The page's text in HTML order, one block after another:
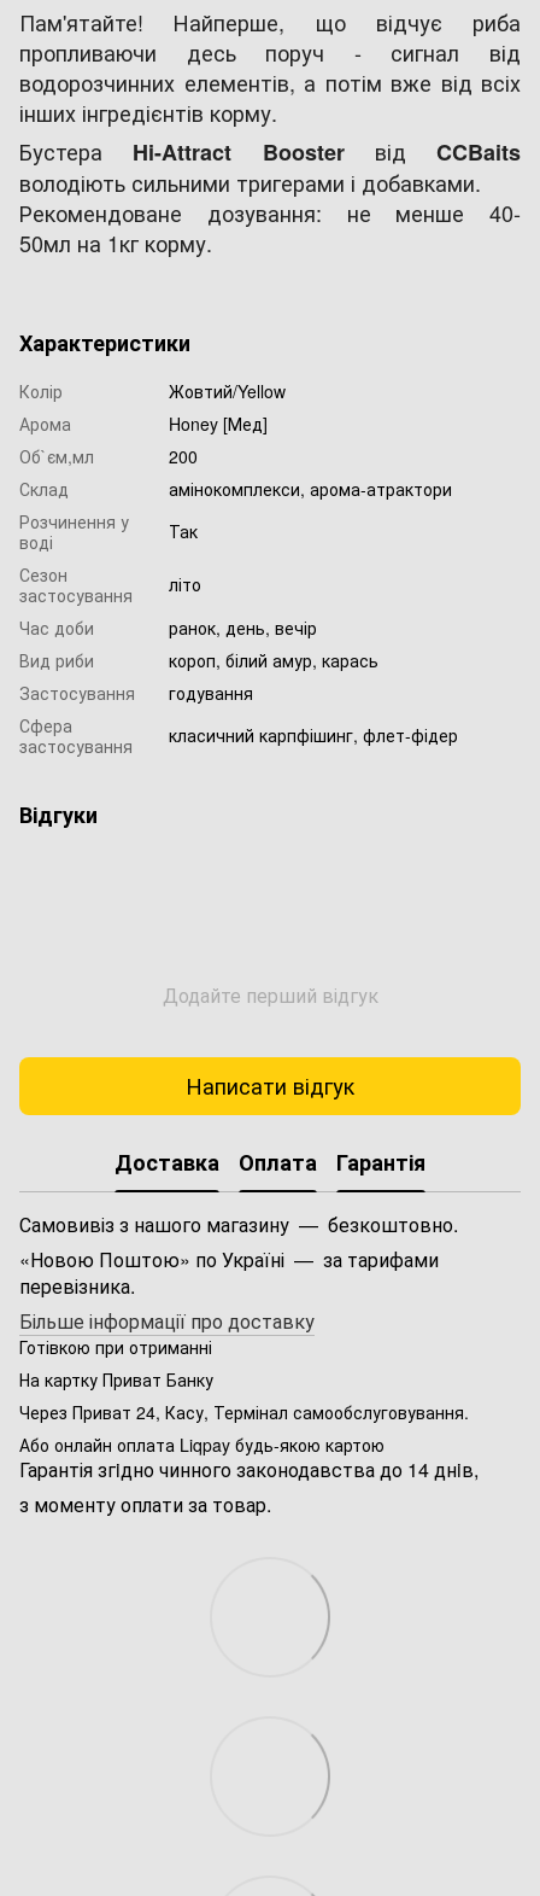
Пам'ятайте! Найперше, що відчує риба
пропливаючи десь поруч - сигнал від
водорозчинних елементів, а потім вже від всіх
інших інгредієнтів корму.
Бустера Hi-Attract Boosterвід CCBaits
володіють сильними тригерами і добавками.
Рекомендоване дозування: не менше 40-
50мл на 1кг корму.
Характеристики
Колір
Жовтий/Yellow
Арома
Honey [Мед]
Об`єм,мл
200
Склад
амінокомплекси, арома-атрактори
Розчинення у
воді
Так
Сезон
застосування
літо
Час доби
ранок, день, вечір
Вид риби
короп, білий амур, карась
Застосування
годування
Сфера
застосування
класичний карпфішинг, флет-фідер
Відгуки
Додайте перший відгук
Написати відгук
Доставка Оплата Гарантія
Самовивіз з нашого магазину — безкоштовно.
«Новою Поштою» по Україні — за тарифами
перевізника.
Більше інформації про доставку
Готівкою при отриманні
На картку Приват Банку
Через Приват 24, Касу, Термінал самообслуговування.
Або онлайн оплата Liqpay будь-якою картою
Гарантія згiдно чинного законодавства до 14 днiв,
з моменту оплати за товар.